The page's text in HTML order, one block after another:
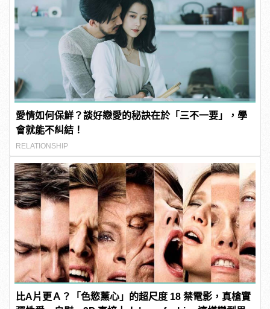
愛情如何保鮮？談好戀愛的秘訣在於「三不一要」，學
會就能不糾結！
RELATIONSHIP
比A片更Ａ？「色慾薰心」的超尺度 18 禁電影，真槍實